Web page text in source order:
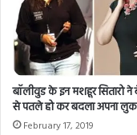
a
d
d
r
e
s
बॉलीवुड के इन मशहूर सितारो
से पतले हो कर बदला अपना लुक
February 17, 2019